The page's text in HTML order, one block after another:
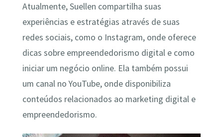
Atualmente, Suellen compartilha suas
experiências e estratégias através de suas
redes sociais, como o Instagram, onde oferece
dicas sobre empreendedorismo digital e como
iniciar um negócio online. Ela também possui
um canal no YouTube, onde disponibiliza
conteúdos relacionados ao marketing digital e
empreendedorismo.